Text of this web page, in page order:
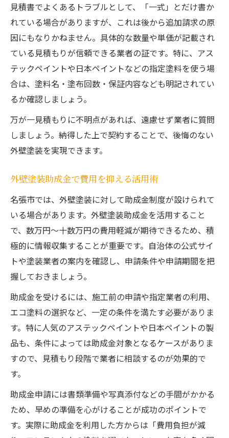
見積書でよくあるトラブルとして、「一式」とだけ書か
れている場合がありますが、これは後から追加請求の原
因にもなりかねません。具体的な数量や単価が記載され
ている見積もりが信頼できる業者の証です。特に、アス
テックペイントや日本ペイントなどの指定塗料を使う場
合は、塗料名・塗布回数・保証内容なども明記されてい
るか確認しましょう。
万が一見積もりに不明点があれば、遠慮せず業者に質問
しましょう。納得した上で契約することで、後悔のない
外壁塗装を実現できます。
外壁塗装助成金で費用を抑える活用術
名張市では、外壁塗装に対して助成金制度が設けられて
いる場合があります。外壁塗装助成金を活用すること
で、数万円～十数万円の費用軽減が期待できるため、積
極的に情報収集することが重要です。自治体の公式サイ
トや塗装業者の案内を確認し、申請条件や申請期間を把
握しておきましょう。
助成金を受けるには、施工前の申請や指定業者の利用、
エコ塗料の選択など、一定の条件を満たす必要がありま
す。特に人気のアステックペイントや日本ペイントの製
品も、条件によっては助成金対象となるケースがありま
すので、見積もり段階で業者に相談するのが効果的で
す。
助成金申請には書類準備や写真添付などの手間がかかる
ため、早めの準備を心がけることが成功のポイントで
す。実際に助成金を利用した方からは「費用負担が減